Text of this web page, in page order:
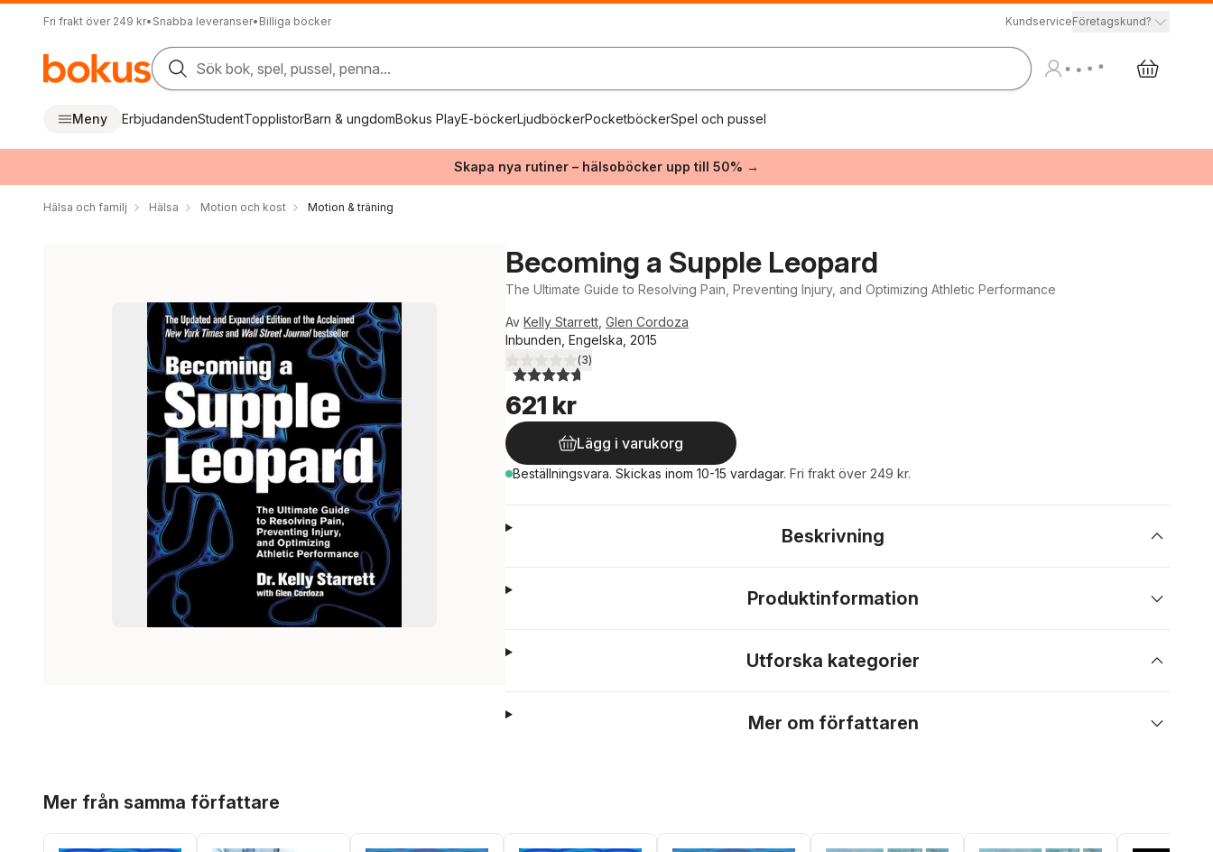
Fri frakt över 249 kr• Snabba leveranser• Billiga böcker KundserviceFöretagskund?
Sök bok, spel, pussel, penna...
Meny ErbjudandenStudentTopplistorBarn & ungdomBokus PlayE-böckerLjudböckerPocketböckerSpel och pussel
Skapa nya rutiner – hälsoböcker upp till 50% →
Hälsa och familj Hälsa Motion och kost Motion & träning
Becoming a Supple Leopard
The Ultimate Guide to Resolving Pain, Preventing Injury, and Optimizing Athletic Performance
Av Kelly Starrett Glen Cordoza
Inbunden, Engelska, 2015
4,7utav 5 stjärnor. Totalt antal röster:
(3)
621 kr
Lägg i varukorg
Beställningsvara. Skickas inom 10-15 vardagar. Fri frakt över 249 kr.
Beskrivning
Produktinformation
Utforska kategorier
Mer om författaren
Mer från samma författare